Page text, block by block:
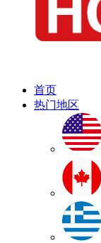
首页
热门地区